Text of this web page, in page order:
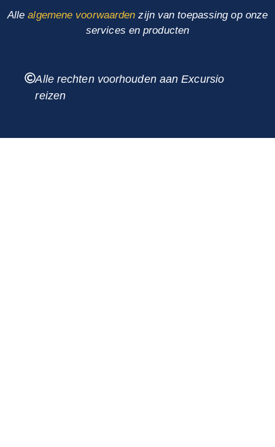
Allealgemene voorwaarden zijn van toepassing op onze
services en producten
Alle rechten voorhouden aan Excursio
reizen